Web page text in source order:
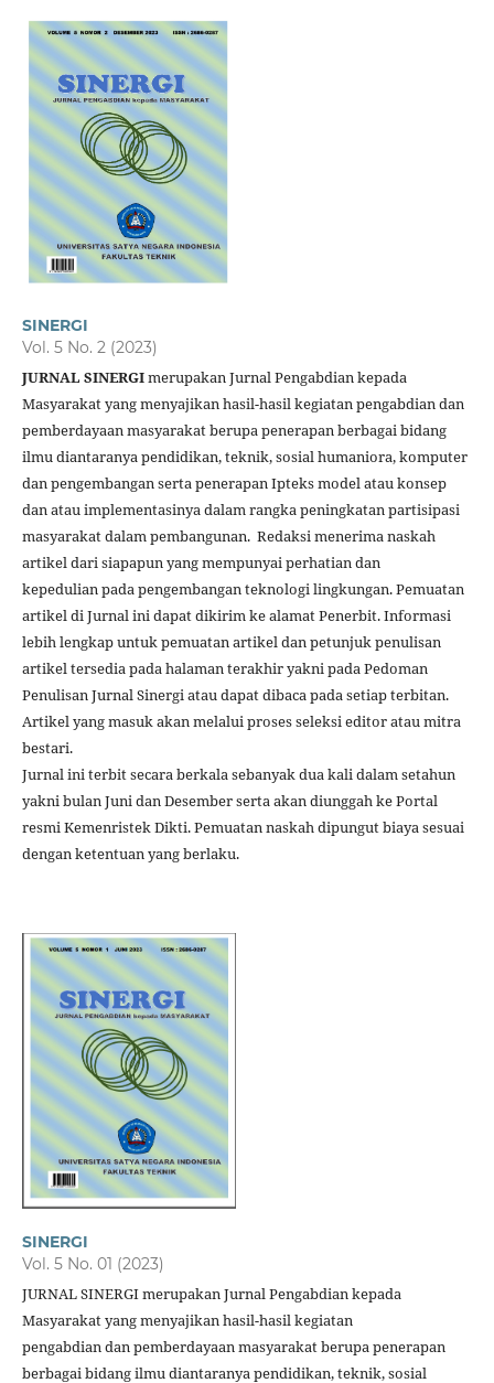
SINERGI
Vol. 5 No. 2 (2023)
JURNAL SINERGImerupakan Jurnal Pengabdian kepada
Masyarakat yang menyajikan hasil-hasil kegiatan pengabdian dan
pemberdayaan masyarakat berupa penerapan berbagai bidang
ilmu diantaranya pendidikan, teknik, sosial humaniora, komputer
dan pengembangan serta penerapan Ipteks model atau konsep
dan atau implementasinya dalam rangka peningkatan partisipasi
masyarakat dalam pembangunan. Redaksi menerima naskah
artikel dari siapapun yang mempunyai perhatian dan
kepedulian pada pengembangan teknologi lingkungan. Pemuatan
artikel di Jurnal ini dapat dikirim ke alamat Penerbit. Informasi
lebih lengkap untuk pemuatan artikel dan petunjuk penulisan
artikel tersedia pada halaman terakhir yakni pada Pedoman
Penulisan Jurnal Sinergi atau dapat dibaca pada setiap terbitan.
Artikel yang masuk akan melalui proses seleksi editor atau mitra
bestari.
Jurnal ini terbit secara berkala sebanyak dua kali dalam setahun
yakni bulan Juni dan Desember serta akan diunggah ke Portal
resmi Kemenristek Dikti. Pemuatan naskah dipungut biaya sesuai
dengan ketentuan yang berlaku.
SINERGI
Vol. 5 No. 01 (2023)
JURNAL SINERGI merupakan Jurnal Pengabdian kepada
Masyarakat yang menyajikan hasil-hasil kegiatan
pengabdian dan pemberdayaan masyarakat berupa penerapan
berbagai bidang ilmu diantaranya pendidikan, teknik, sosial